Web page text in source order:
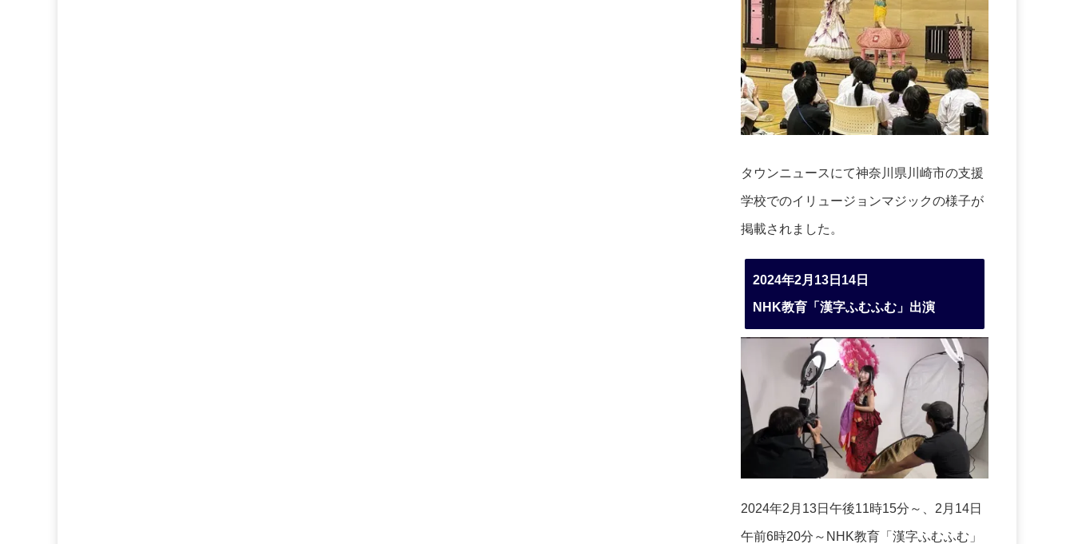
タウンニュースにて神奈川県川崎市の支援
学校でのイリュージョンマジックの様子が
掲載されました。
2024年2月13日14日
NHK教育「漢字ふむふむ」出演
2024年2月13日午後11時15分～、2月14日
午前6時20分～NHK教育「漢字ふむふむ」